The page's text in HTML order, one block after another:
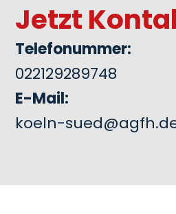
Jetzt
Telefonummer:
022129289748
E-Mail:
koeln-